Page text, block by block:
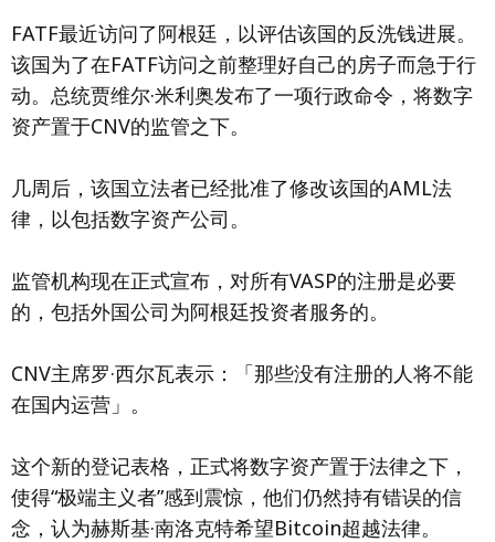
FATF最近访问了阿根廷，以评估该国的反洗钱进展。
该国为了在FATF访问之前整理好自己的房子而急于行
动。总统贾维尔·米利奥发布了一项行政命令，将数字
资产置于CNV的监管之下。
几周后，该国立法者已经批准了修改该国的AML法
律，以包括数字资产公司。
监管机构现在正式宣布，对所有VASP的注册是必要
的，包括外国公司为阿根廷投资者服务的。
CNV主席罗·西尔瓦表示：「那些没有注册的人将不能
在国内运营」。
这个新的登记表格，正式将数字资产置于法律之下，
使得“极端主义者”感到震惊，他们仍然持有错误的信
念，认为赫斯基·南洛克特希望Bitcoin超越法律。